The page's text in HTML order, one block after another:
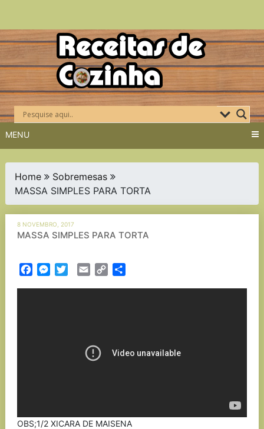
Skip
to
content
MENU
Home
Sobremesas
MASSA SIMPLES PARA TORTA
8 NOVEMBRO, 2017
MASSA SIMPLES PARA TORTA
FacebookMessenger
TwitterEmail Copy
OBS;1/2 XICARA DE MAISENA